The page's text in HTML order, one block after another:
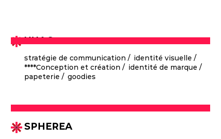
l'industrie navale française ?
de transmettre de manière visuelle
UNAC
stratégie de communication
identité visuelle
****Conception et création
identité de marque
papeterie
goodies
SPHEREA